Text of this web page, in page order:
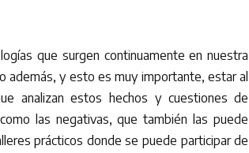
que surgen continuamente en nuestra
además, y esto es muy importante, estar al
analizan estos hechos y cuestiones de
las negativas, que también las puede
prácticos donde se puede participar de